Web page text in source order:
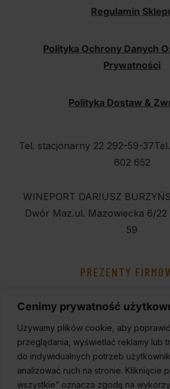
Cenimy prywatność
Używamy plików cookie, aby
przeglądania, wyświetlać reklamy lub
do indywidualnych potrzeb
analizować ruch na stronie. Kliknięcie
wszystkie” oznacza zgodę na
Regulamin
Polityka Ochrony Danych
Prywatności
Polityka Dostaw &
Tel. stacjonarny 22 292-59-37
602 652
WINEPORT DARIUSZ
Dwór Maz.ul. Mazowiecka 6/22
59
PREZENTY